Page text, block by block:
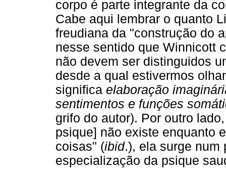
corpo é parte integrante da
Cabe aqui lembrar o quanto
freudiana da "construção do
nesse sentido que Winnicott
não devem ser distinguidos
desde a qual estivermos
significa elaboração
sentimentos e funções
grifo do autor). Por outro
psique] não existe enquanto
coisas" (ibid.), ela surge num
especialização da psique